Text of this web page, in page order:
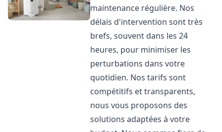
maintenance régulière. Nos
délais d'intervention sont très
brefs, souvent dans les 24
heures, pour minimiser les
perturbations dans votre
quotidien. Nos tarifs sont
compétitifs et transparents,
nous vous proposons des
solutions adaptées à votre